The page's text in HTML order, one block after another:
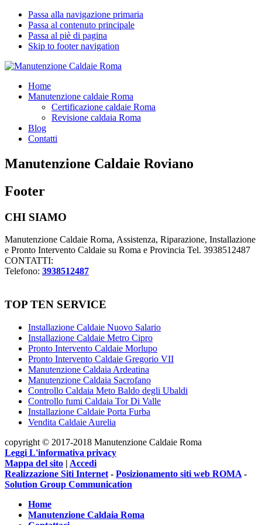
Passa alla navigazione primaria
Passa al contenuto principale
Passa al piè di pagina
Skip to footer navigation
Manutenzione Caldaie Roma
Pronto Intervento Caldaie Roma
Home
Manutenzione caldaie Roma
Certificazione caldaie Roma
Revisione caldaia Roma
Blog
Contatti
Manutenzione Caldaie Roviano
Footer
CHI SIAMO
Manutenzione Caldaie Roma, Assistenza, Riparazione, Installazione
e Pronto Intervento Caldaie su Roma e Provincia Tel. 3938512487
CONTATTI:
Telefono: 3938512487
TOP TEN SERVICE
Installazione Caldaie Nuovo Salario
Installazione Caldaie Metro Cipro
Pronto Intervento Caldaie Morlupo
Pronto Intervento Caldaie Gregorio VII
Manutenzione Caldaia Ardeatina
Manutenzione Caldaia Sacrofano
Controllo Caldaia Meto Baldo degli Ubaldi
Controllo fumi Caldaia Tor Di Valle
Installazione Caldaie Porta Furba
Vendita Caldaie Aurelia
copyright © 2017-2018 Manutenzione Caldaie Roma
Leggi L'informativa privacy
Mappa del sito | Accedi
Realizzazione Siti Internet - Posizionamento siti web ROMA -
Solution Group Communication
Home
Manutenzione Caldaia Roma